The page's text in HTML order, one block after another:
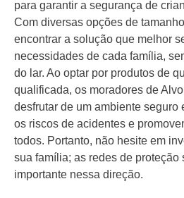
para garantir a segurança de
Com diversas opções de
encontrar a solução que melhor
necessidades de cada família,
do lar. Ao optar por produtos de
qualificada, os moradores de
desfrutar de um ambiente seguro
os riscos de acidentes e
todos. Portanto, não hesite em
sua família; as redes de proteção
importante nessa direção.